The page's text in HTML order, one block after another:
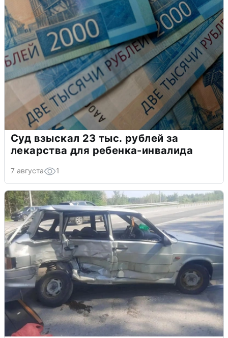
Суд взыскал 23 тыс. рублей за
лекарства для ребенка-инвалида
7 августа 1